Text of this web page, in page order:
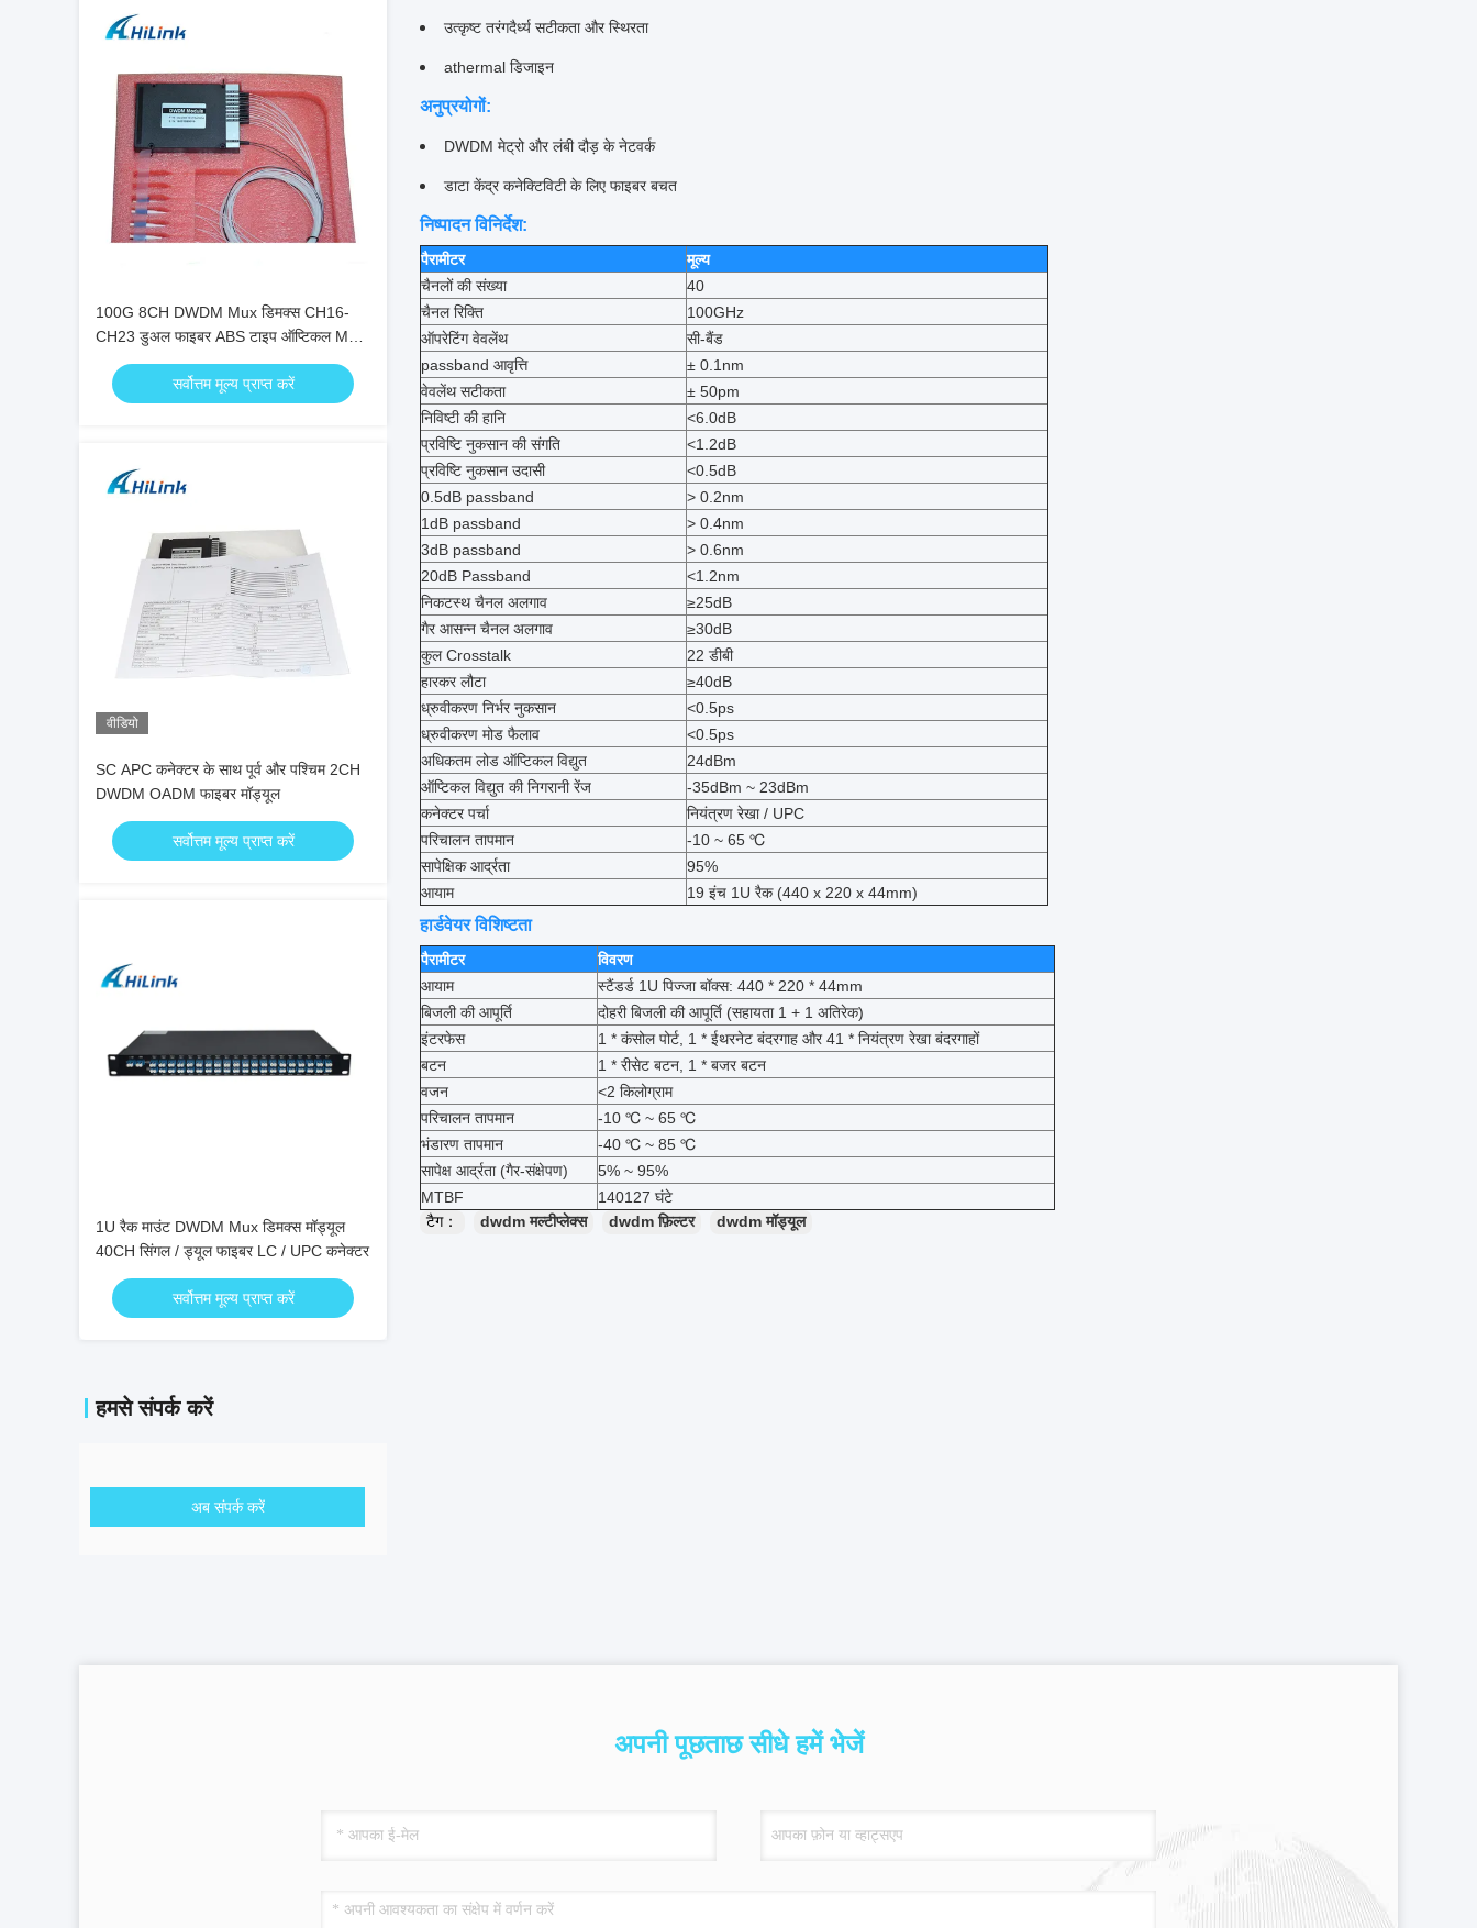
100G 8CH DWDM Mux डिमक्स CH16-
CH23 डुअल फाइबर ABS टाइप ऑप्टिकल Mux
डिमक्स
सर्वोत्तम मूल्य प्राप्त करें
वीडियो
SC APC कनेक्टर के साथ पूर्व और पश्चिम 2CH
DWDM OADM फाइबर मॉड्यूल
सर्वोत्तम मूल्य प्राप्त करें
1U रैक माउंट DWDM Mux डिमक्स मॉड्यूल
40CH सिंगल / ड्यूल फाइबर LC / UPC कनेक्टर
सर्वोत्तम मूल्य प्राप्त करें
हमसे संपर्क करें
अब संपर्क करें
उत्कृष्ट तरंगदैर्ध्य सटीकता और स्थिरता
athermal डिजाइन
अनुप्रयोगों:
DWDM मेट्रो और लंबी दौड़ के नेटवर्क
डाटा केंद्र कनेक्टिविटी के लिए फाइबर बचत
निष्पादन विनिर्देश:
पैरामीटर
मूल्य
चैनलों की संख्या
40
चैनल रिक्ति
100GHz
ऑपरेटिंग वेवलेंथ
सी-बैंड
passband आवृत्ति
± 0.1nm
वेवलेंथ सटीकता
± 50pm
निविष्टी की हानि
<6.0dB
प्रविष्टि नुकसान की संगति
<1.2dB
प्रविष्टि नुकसान उदासी
<0.5dB
0.5dB passband
> 0.2nm
1dB passband
> 0.4nm
3dB passband
> 0.6nm
20dB Passband
<1.2nm
निकटस्थ चैनल अलगाव
≥25dB
गैर आसन्न चैनल अलगाव
≥30dB
कुल Crosstalk
22 डीबी
हारकर लौटा
≥40dB
ध्रुवीकरण निर्भर नुकसान
<0.5ps
ध्रुवीकरण मोड फैलाव
<0.5ps
अधिकतम लोड ऑप्टिकल विद्युत
24dBm
ऑप्टिकल विद्युत की निगरानी रेंज
-35dBm ~ 23dBm
कनेक्टर पर्चा
नियंत्रण रेखा / UPC
परिचालन तापमान
-10 ~ 65 ℃
सापेक्षिक आर्द्रता
95%
आयाम
19 इंच 1U रैक (440 x 220 x 44mm)
हार्डवेयर विशिष्टता
पैरामीटर
विवरण
आयाम
स्टैंडर्ड 1U पिज्जा बॉक्स: 440 * 220 * 44mm
बिजली की आपूर्ति
दोहरी बिजली की आपूर्ति (सहायता 1 + 1 अतिरेक)
इंटरफेस
1 * कंसोल पोर्ट, 1 * ईथरनेट बंदरगाह और 41 * नियंत्रण रेखा बंदरगाहों
बटन
1 * रीसेट बटन, 1 * बजर बटन
वजन
<2 किलोग्राम
परिचालन तापमान
-10 ℃ ~ 65 ℃
भंडारण तापमान
-40 ℃ ~ 85 ℃
सापेक्ष आर्द्रता (गैर-संक्षेपण)
5% ~ 95%
MTBF
140127 घंटे
टैग：
dwdm मल्टीप्लेक्स dwdm फ़िल्टर dwdm मॉड्यूल
अपनी पूछताछ सीधे हमें भेजें